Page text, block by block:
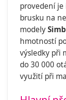
provedení
brusku na
modely
hmotností
výsledky při
do 30 000
využití při